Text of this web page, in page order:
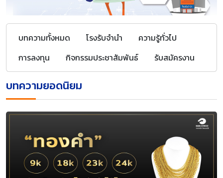
บทความทั้งหมด โรงรับจำนำ
ความรู้ทั่วไป
การลงทุน
กิจกรรมประชาสัมพันธ์ รับสมัครงาน
บทความยอดนิยม